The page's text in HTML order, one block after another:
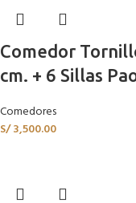
Comedor
cm. + 6 Sillas
Comedores
S/3,500.00